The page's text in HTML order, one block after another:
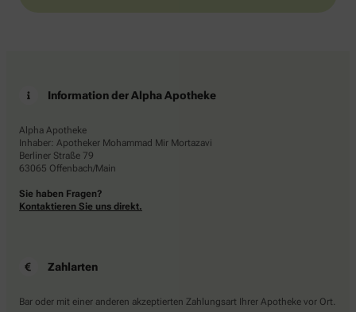
Information der Alpha Apotheke
Alpha Apotheke
Inhaber: Apotheker Mohammad Mir Mortazavi
Berliner Straße 79
63065 Offenbach/Main
Sie haben Fragen?
Kontaktieren Sie uns direkt.
Zahlarten
Bar oder mit einer anderen akzeptierten Zahlungsart Ihrer Apotheke vor Ort.